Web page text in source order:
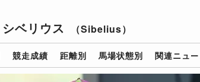
シベリウス （Sibelius）
競走成績 距離別 馬場状態別 関連ニュ